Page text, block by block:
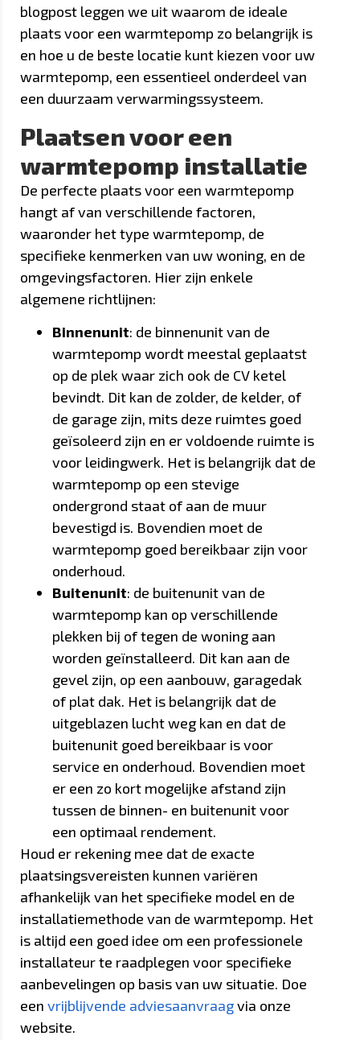
blogpost leggen we uit waarom de ideale
plaats voor een warmtepomp zo belangrijk is
en hoe u de beste locatie kunt kiezen voor uw
warmtepomp, een essentieel onderdeel van
een duurzaam verwarmingssysteem.
Plaatsen voor een
warmtepomp installatie
De perfecte plaats voor een warmtepomp
hangt af van verschillende factoren,
waaronder het type warmtepomp, de
specifieke kenmerken van uw woning, en de
omgevingsfactoren. Hier zijn enkele
algemene richtlijnen:
Binnenunit: de binnenunit van de
warmtepomp wordt meestal geplaatst
op de plek waar zich ook de CV ketel
bevindt. Dit kan de zolder, de kelder, of
de garage zijn, mits deze ruimtes goed
geïsoleerd zijn en er voldoende ruimte is
voor leidingwerk. Het is belangrijk dat de
warmtepomp op een stevige
ondergrond staat of aan de muur
bevestigd is. Bovendien moet de
warmtepomp goed bereikbaar zijn voor
onderhoud.
Buitenunit: de buitenunit van de
warmtepomp kan op verschillende
plekken bij of tegen de woning aan
worden geïnstalleerd. Dit kan aan de
gevel zijn, op een aanbouw, garagedak
of plat dak. Het is belangrijk dat de
uitgeblazen lucht weg kan en dat de
buitenunit goed bereikbaar is voor
service en onderhoud. Bovendien moet
er een zo kort mogelijke afstand zijn
tussen de binnen- en buitenunit voor
een optimaal rendement.
Houd er rekening mee dat de exacte
plaatsingsvereisten kunnen variëren
afhankelijk van het specifieke model en de
installatiemethode van de warmtepomp. Het
is altijd een goed idee om een professionele
installateur te raadplegen voor specifieke
aanbevelingen op basis van uw situatie. Doe
een vrijblijvende adviesaanvraagvia onze
website.